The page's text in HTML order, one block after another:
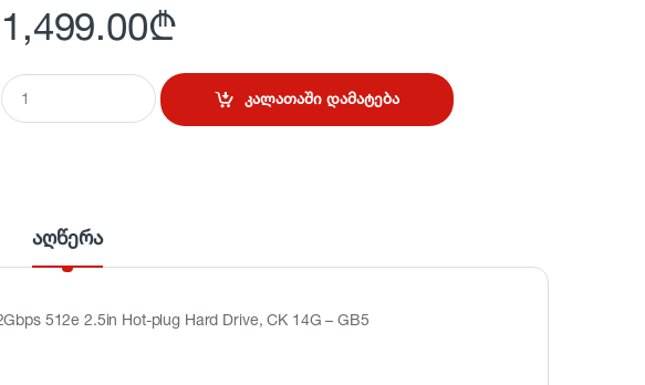
1,499.00₾
Q
u
კალათაში დამატება
აღწერა
512e 2.5in Hot-plug Hard Drive, CK 14G – GB5